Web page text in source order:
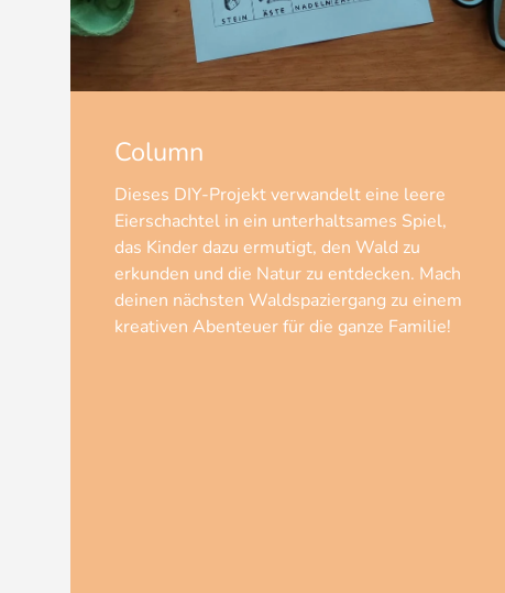
Column
Dieses DIY-Projekt verwandelt eine leere
Eierschachtel in ein unterhaltsames Spiel,
das Kinder dazu ermutigt, den Wald zu
erkunden und die Natur zu entdecken. Mach
deinen nächsten Waldspaziergang zu einem
kreativen Abenteuer für die ganze Familie!